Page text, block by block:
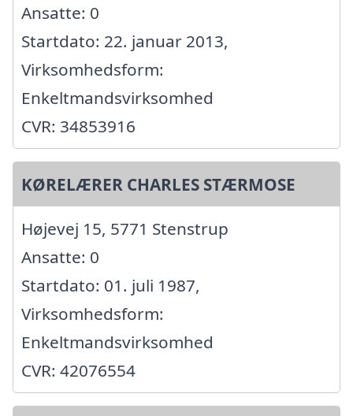
Ansatte: 0
Startdato: 22. januar 2013,
Virksomhedsform:
Enkeltmandsvirksomhed
CVR: 34853916
KØRELÆRER CHARLES STÆRMOSE
Højevej 15, 5771 Stenstrup
Ansatte: 0
Startdato: 01. juli 1987,
Virksomhedsform:
Enkeltmandsvirksomhed
CVR: 42076554